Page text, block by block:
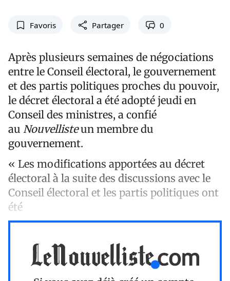
Favoris Partager 0
Après plusieurs semaines de négociations
entre le Conseil électoral, le gouvernement
et des partis politiques proches du pouvoir,
le décret électoral a été adopté jeudi en
Conseil des ministres, a confié
au Nouvellisteun membre du
gouvernement.
« Les modifications apportées au décret
électoral à la suite des discussions avec le
Conseil électoral et les partis politiques ont
été